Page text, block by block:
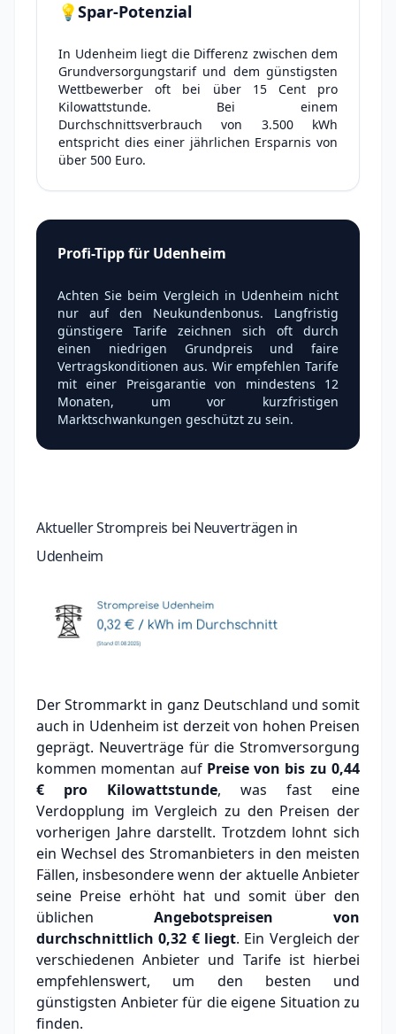
💡Spar-Potenzial
In Udenheim liegt die Differenz zwischen dem
Grundversorgungstarif und dem günstigsten
Wettbewerber oft bei über 15 Cent pro
Kilowattstunde. Bei einem
Durchschnittsverbrauch von 3.500 kWh
entspricht dies einer jährlichen Ersparnis von
über 500 Euro.
Profi-Tipp für Udenheim
Achten Sie beim Vergleich in Udenheim nicht
nur auf den Neukundenbonus. Langfristig
günstigere Tarife zeichnen sich oft durch
einen niedrigen Grundpreis und faire
Vertragskonditionen aus. Wir empfehlen Tarife
mit einer Preisgarantie von mindestens 12
Monaten, um vor kurzfristigen
Marktschwankungen geschützt zu sein.
Aktueller Strompreis bei Neuverträgen in
Udenheim
Der Strommarkt in ganz Deutschland und somit
auch in Udenheim ist derzeit von hohen Preisen
geprägt. Neuverträge für die Stromversorgung
kommen momentan auf Preise von bis zu0,44
€ pro Kilowattstunde, was fast eine
Verdopplung im Vergleich zu den Preisen der
vorherigen Jahre darstellt. Trotzdem lohnt sich
ein Wechsel des Stromanbieters in den meisten
Fällen, insbesondere wenn der aktuelle Anbieter
seine Preise erhöht hat und somit über den
üblichen Angebotspreisen von
durchschnittlich0,32 €liegt. Ein Vergleich der
verschiedenen Anbieter und Tarife ist hierbei
empfehlenswert, um den besten und
günstigsten Anbieter für die eigene Situation zu
finden.